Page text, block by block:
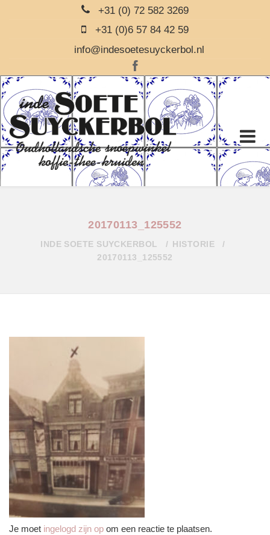
+31 (0) 72 582 3269
+31 (0)6 57 84 42 59
info@indesoetesuyckerbol.nl
20170113_125552
INDE SOETE SUYCKERBOL
HISTORIE
20170113_125552
Je moet ingelogd zijn op om een reactie te plaatsen.